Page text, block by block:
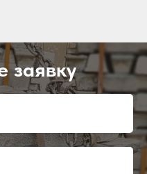
заявку